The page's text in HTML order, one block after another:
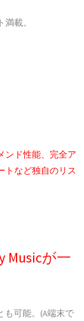
載。
ンド性能、完全ア
トなど独自のリス
Musicが一
も可能。(A端末で